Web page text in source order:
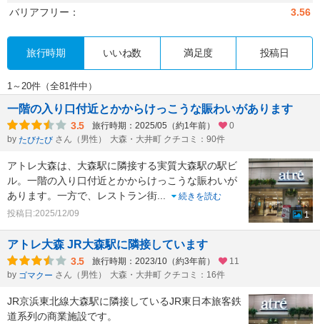
バリアフリー：
3.56
旅行時期 いいね数 満足度 投稿日
1～20件（全81件中）
一階の入り口付近とかからけっこうな賑わいがあります
3.5 旅行時期：2025/05（約1年前）
0
by たびたび さん（男性） 大森・大井町 クチコミ：90件
アトレ大森は、大森駅に隣接する実質大森駅の駅ビ
ル。一階の入り口付近とかからけっこうな賑わいが
あります。一方で、レストラン街
続きを読む
投稿日:2025/12/09
1
アトレ大森 JR大森駅に隣接しています
3.5 旅行時期：2023/10（約3年前）
11
by ゴマクー さん（男性） 大森・大井町 クチコミ：16件
JR京浜東北線大森駅に隣接しているJR東日本旅客鉄
道系列の商業施設です。